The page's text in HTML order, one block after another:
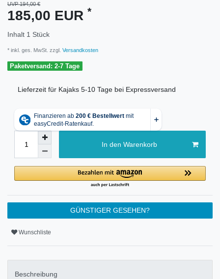
UVP 194,00 €
185,00 EUR *
Inhalt 1 Stück
* inkl. ges. MwSt. zzgl. Versandkosten
Paketversand: 2-7 Tage
Lieferzeit für Kajaks 5-10 Tage bei Expressversand
In den Warenkorb
GÜNSTIGER GESEHEN?
Wunschliste
Beschreibung